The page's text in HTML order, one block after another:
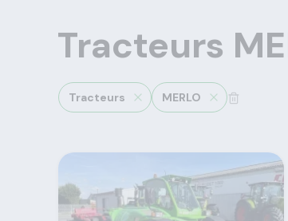
Tracteurs
Tracteurs MERLO